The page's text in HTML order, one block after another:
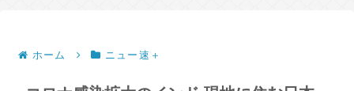
ホーム ニュー速＋